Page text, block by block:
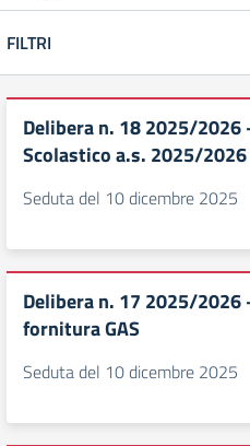
FILTRI
Delibera n. 18 2025/
Scolastico a.s. 2025/2026
Seduta del 10 dicembre 2025
Delibera n. 17 2025/
fornitura GAS
Seduta del 10 dicembre 2025